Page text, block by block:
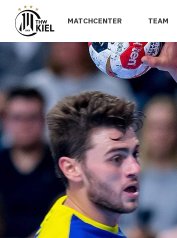
MATCHCENTER TEAM